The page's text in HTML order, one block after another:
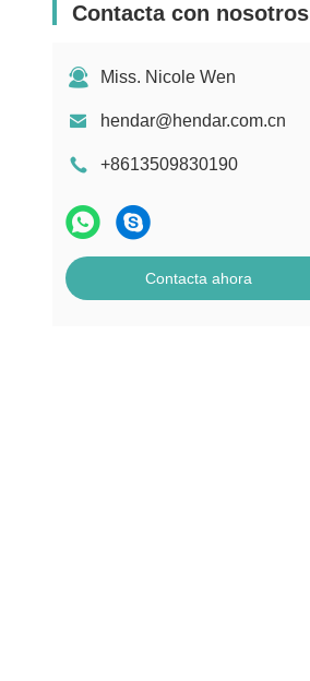
Contacta con nosotros
Miss. Nicole Wen
hendar@hendar.com.cn
+8613509830190
Contacta ahora